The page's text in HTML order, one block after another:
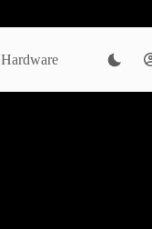
Hardware